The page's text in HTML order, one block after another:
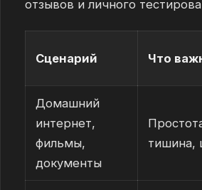
отзывов и личного
Сценарий Что
Домашний
интернет,
фильмы,
документы
тишина,